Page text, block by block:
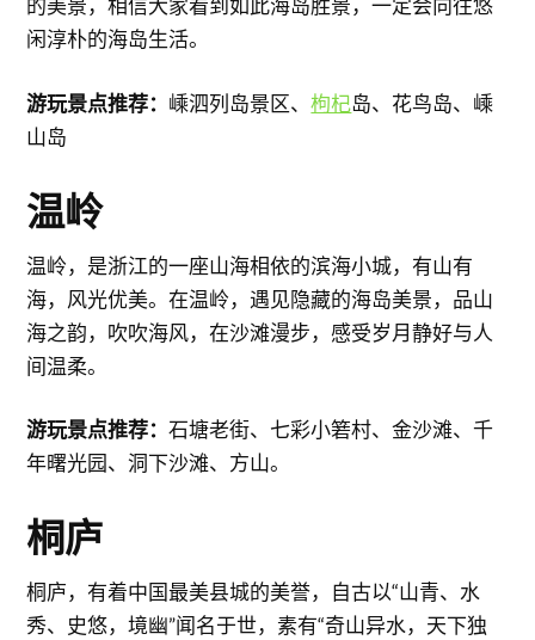
的美景，相信大家看到如此海岛胜景，一定会向往悠
闲淳朴的海岛生活。
游玩景点推荐： 嵊泗列岛景区、枸杞岛、花鸟岛、嵊
山岛
温岭
温岭，是浙江的一座山海相依的滨海小城，有山有
海，风光优美。在温岭，遇见隐藏的海岛美景，品山
海之韵，吹吹海风，在沙滩漫步，感受岁月静好与人
间温柔。
游玩景点推荐：石塘老街、七彩小箬村、金沙滩、千
年曙光园、洞下沙滩、方山。
桐庐
​桐庐，有着中国最美县城的美誉，自古以“山青、水
秀、史悠，境幽”闻名于世，素有“奇山异水，天下独